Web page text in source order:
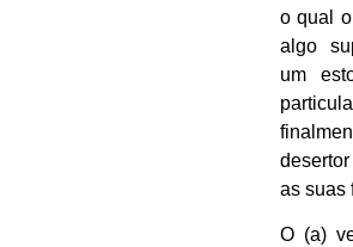
o qual
algo
um
as suas
O (a)